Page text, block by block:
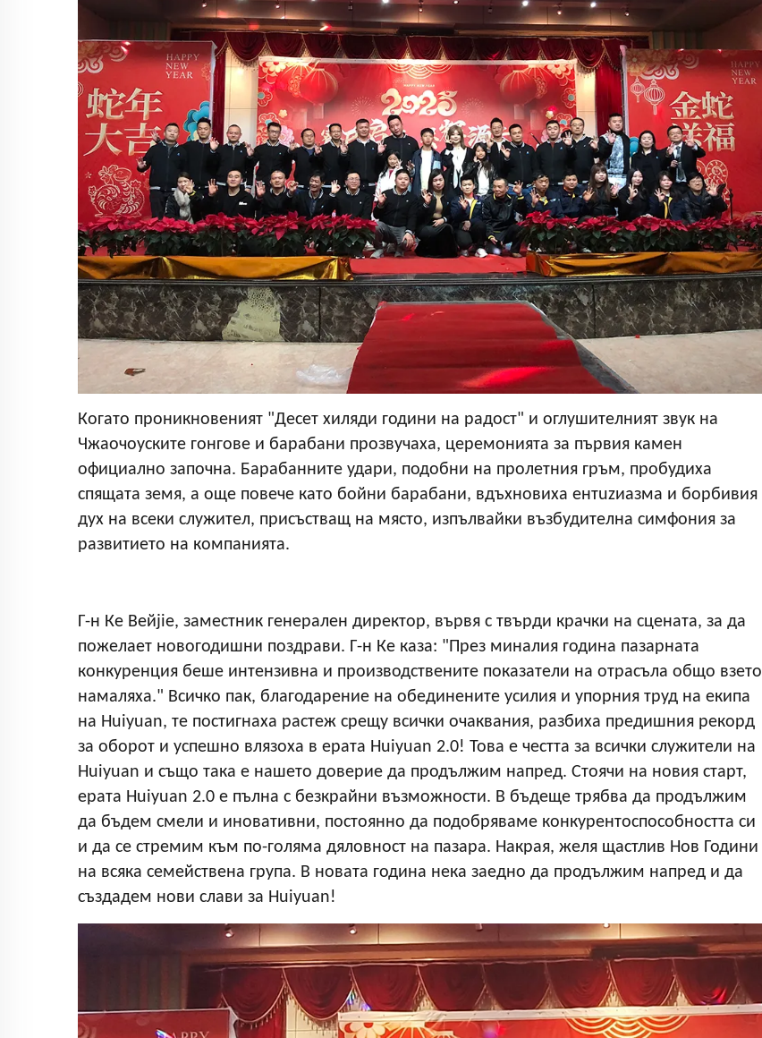
Когато проникновеният "Десет хиляди години на радост" и оглушителният звук на
Чжаочоуските гонгове и барабани прозвучаха, церемонията за първия камен
официално започна. Барабанните удари, подобни на пролетния гръм, пробудиха
спящата земя, а още повече като бойни барабани, вдъхновиха ентuzиазма и борбивия
дух на всеки служител, присъстващ на място, изпълвайки възбудителна симфония за
развитието на компанията.
Г-н Ке Вейjie, заместник генерален директор, вървя с твърди крачки на сцената, за да
пожелает новогодишни поздрави. Г-н Ке каза: "През миналия година пазарната
конкуренция беше интензивна и производствените показатели на отрасъла общо взето
намаляха." Всичко пак, благодарение на обединените усилия и упорния труд на екипа
на Huiyuan, те постигнаха растеж срещу всички очаквания, разбиха предишния рекорд
за оборот и успешно влязоха в ерата Huiyuan 2.0! Това е честта за всички служители на
Huiyuan и също така е нашето доверие да продължим напред. Стоячи на новия старт,
ерата Huiyuan 2.0 е пълна с безкрайни възможности. В бъдеще трябва да продължим
да бъдем смели и иновативни, постоянно да подобряваме конкурентоспособността си
и да се стремим към по-голяма дяловност на пазара. Накрая, желя щастлив Нов Години
на всяка семействена група. В новата година нека заедно да продължим напред и да
създадем нови слави за Huiyuan!